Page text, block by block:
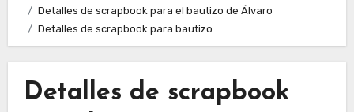
Detalles de scrapbook para el bautizo de Álvaro
Detalles de scrapbook para bautizo
Detalles de scrapbook